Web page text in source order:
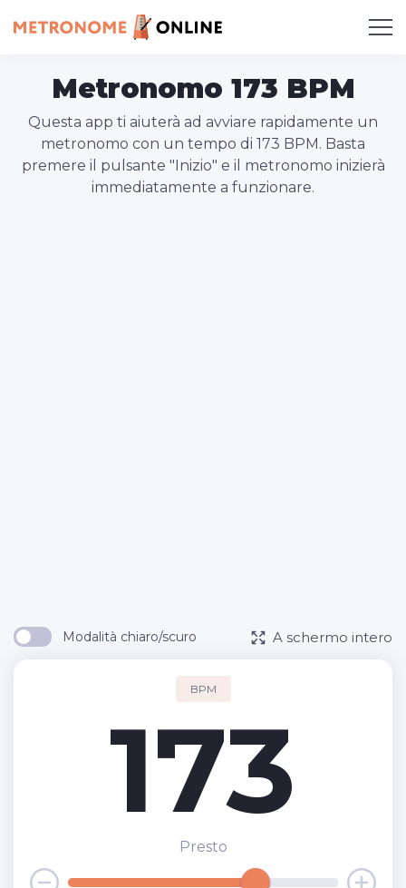
Metronomo 173 BPM
Questa app ti aiuterà ad avviare rapidamente un
metronomo con un tempo di 173 BPM. Basta
premere il pulsante "Inizio" e il metronomo inizierà
immediatamente a funzionare.
Modalità chiaro/scuro A schermo intero
BPM
173
Presto